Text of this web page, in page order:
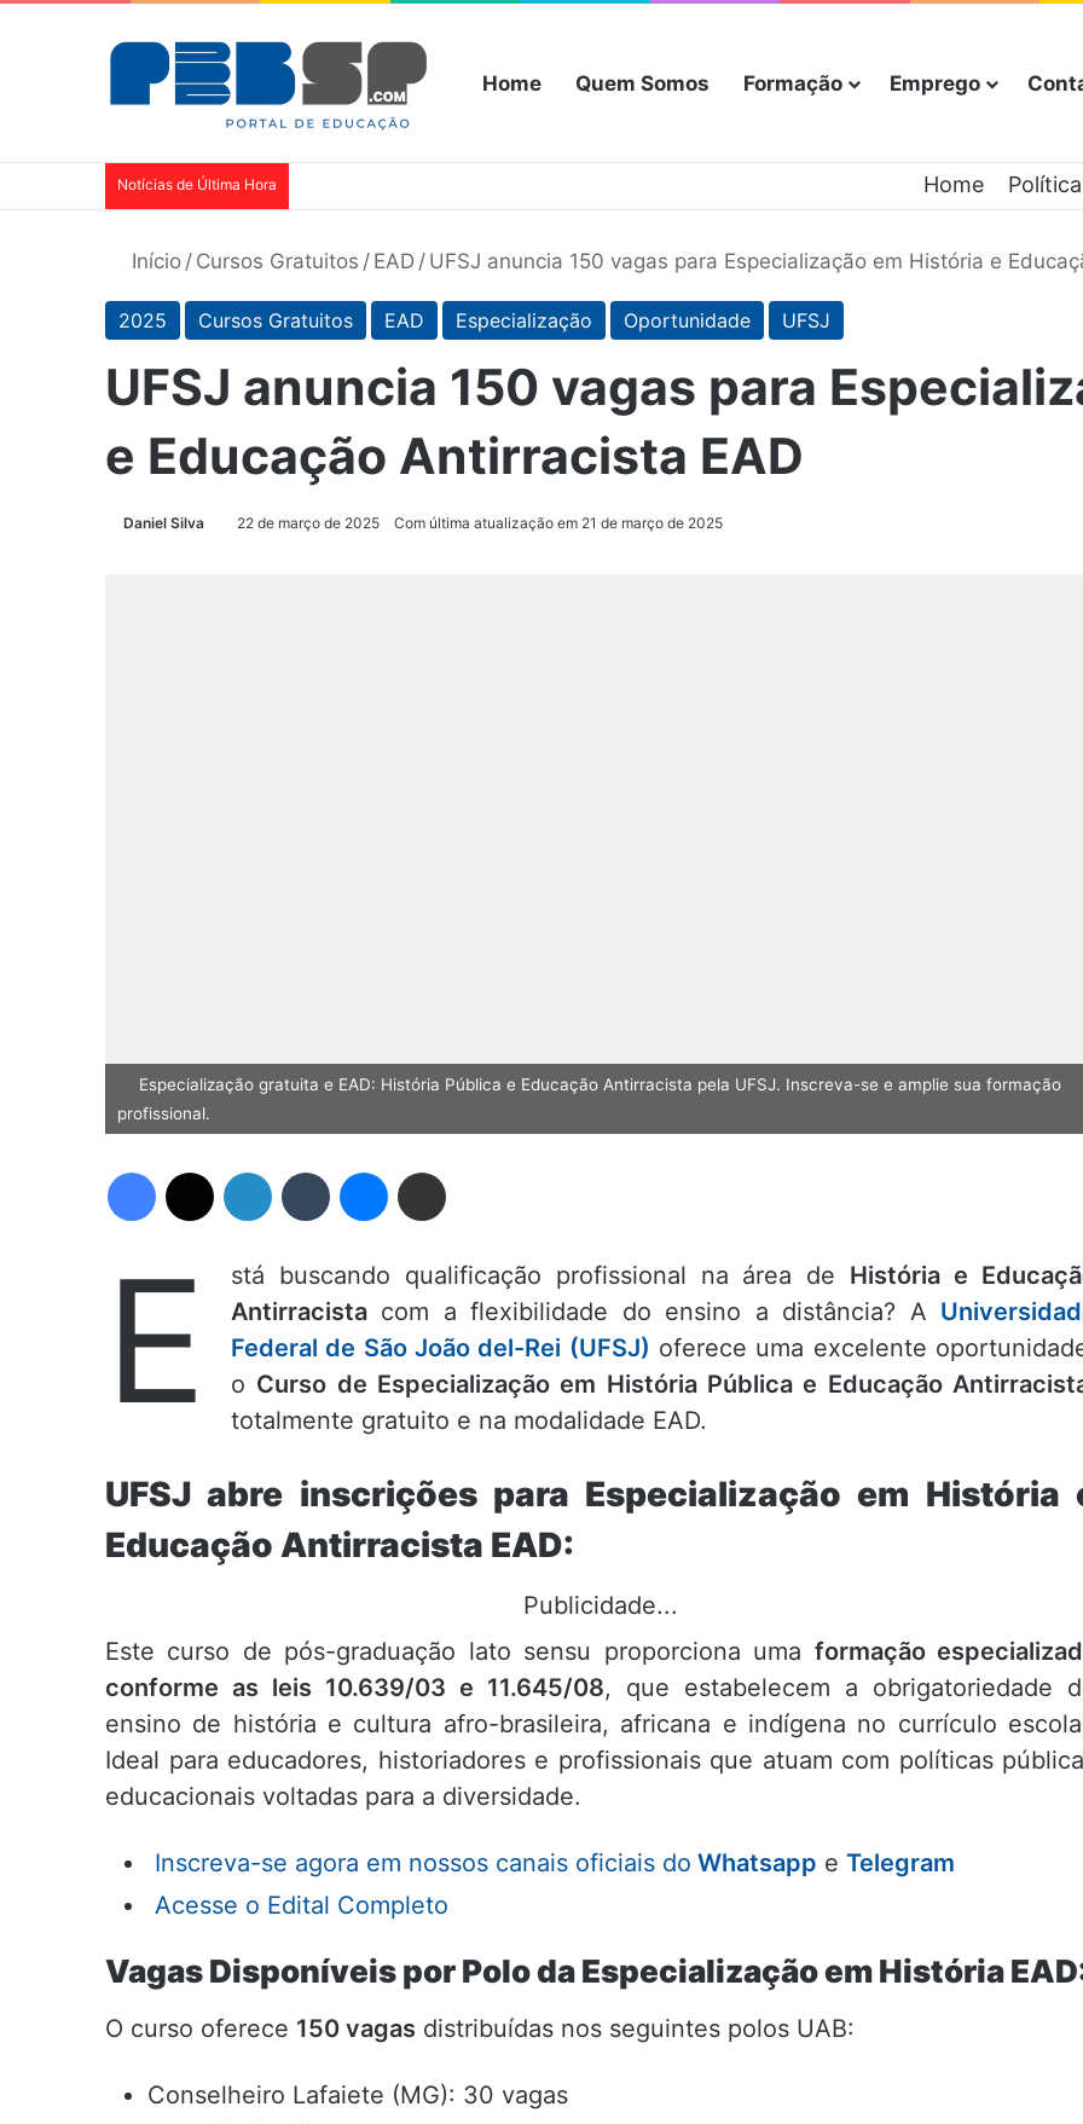
Home Quem Somos Formação Emprego
Notícias de Última Hora Home
Início / Cursos Gratuitos / EAD / UFSJ anuncia 150 vagas para Especialização em História e
2025 Cursos Gratuitos EAD Especialização Oportunidade UFSJ
UFSJ anuncia 150 vagas para
e Educação Antirracista EAD
Daniel Silva 22 de março de 2025 Com última atualização em 21 de março de 2025
Especialização gratuita e EAD: História Pública e Educação Antirracista pela UFSJ. Inscreva-se e amplie sua formação
profissional.
E stá buscando qualificação profissional na área de História e
Antirracista com a flexibilidade do ensino a distância? A
Federal de São João del-Rei (UFSJ) oferece uma excelente
o Curso de Especialização em História Pública e Educação
totalmente gratuito e na modalidade EAD.
UFSJ abre inscrições para Especialização em História
Educação Antirracista EAD:
Publicidade...
Este curso de pós-graduação lato sensu proporciona uma formação
conforme as leis 10.639/03 e 11.645/08, que estabelecem a obrigatoriedade
ensino de história e cultura afro-brasileira, africana e indígena no currículo
Ideal para educadores, historiadores e profissionais que atuam com políticas
educacionais voltadas para a diversidade.
Inscreva-se agora em nossos canais oficiais do Whatsapp e Telegram
Acesse o Edital Completo
Vagas Disponíveis por Polo da Especialização em História
O curso oferece 150 vagas distribuídas nos seguintes polos UAB:
Conselheiro Lafaiete (MG): 30 vagas